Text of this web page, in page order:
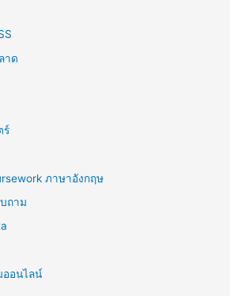
าด
ร์
ภาษาอังกฤษ
ถาม
ออนไลน์